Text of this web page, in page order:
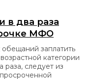
в два раза
МФО
заплатить
категории
раза, следует из